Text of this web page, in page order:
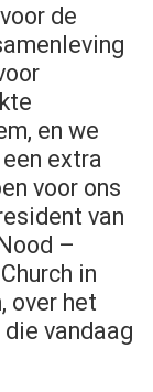
de
en we
extra
voor ons
van
–
in
over het
vandaag